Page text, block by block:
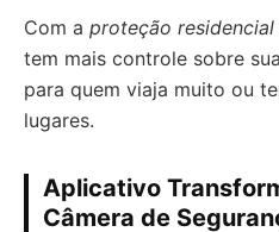
Com a proteção residencial
tem mais controle sobre
para quem viaja muito ou
lugares.
Aplicativo
Câmera de